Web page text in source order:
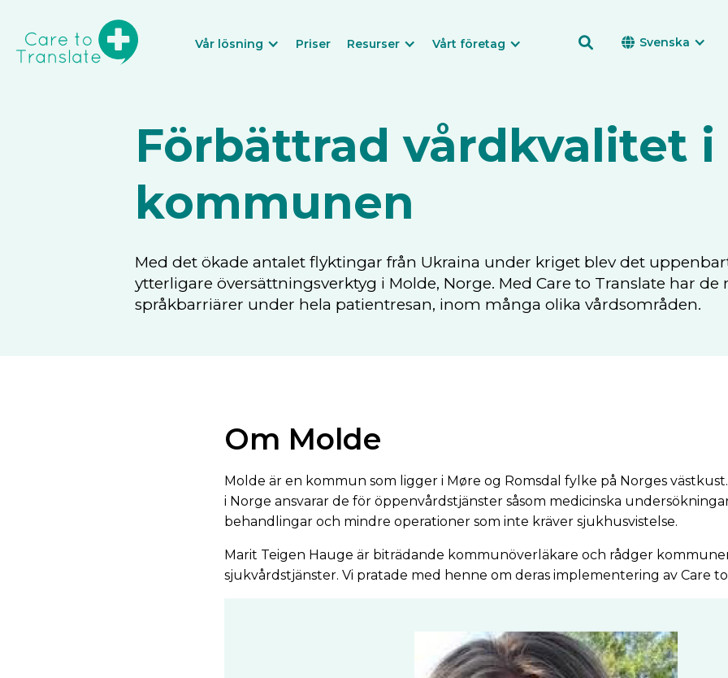
Vår lösning Priser Resurser Vårt företag   Svenska
Förbättrad vårdkvalitet i
kommunen
Med det ökade antalet flyktingar från Ukraina under kriget blev det
ytterligare översättningsverktyg i Molde, Norge. Med Care to Translate har de
språkbarriärer under hela patientresan, inom många olika vårdsområden.
Om Molde
Molde är en kommun som ligger i Møre og Romsdal fylke på Norges
i Norge ansvarar de för öppenvårdstjänster såsom medicinska
behandlingar och mindre operationer som inte kräver sjukhusvistelse.
Marit Teigen Hauge är biträdande kommunöverläkare och rådger
sjukvårdstjänster. Vi pratade med henne om deras implementering av Care